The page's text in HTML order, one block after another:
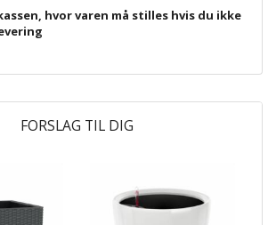
hvor varen må stilles hvis du ikke
FORSLAG TIL DIG